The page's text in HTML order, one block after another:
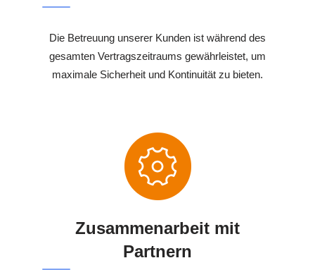
Die Betreuung unserer Kunden ist während des
gesamten Vertragszeitraums gewährleistet, um
maximale Sicherheit und Kontinuität zu bieten.
Zusammenarbeit mit
Partnern